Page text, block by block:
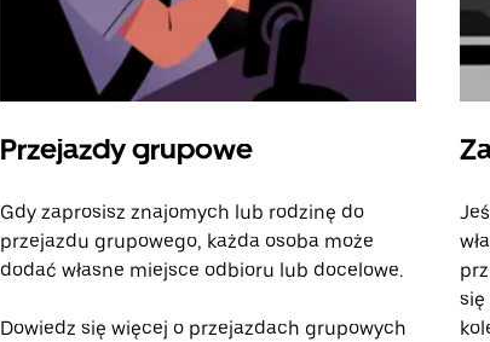
Przejazdy grupowe
Gdy zaprosisz znajomych lub rodzinę do
przejazdu grupowego, każda osoba może
dodać własne miejsce odbioru lub docelowe.
Dowiedz się więcej o przejazdach grupowych
się